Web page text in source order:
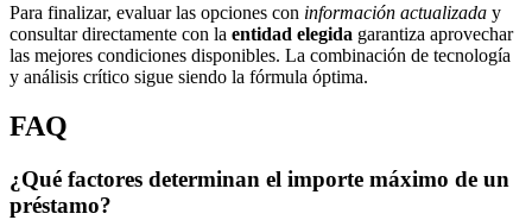
Para finalizar, evaluar las opciones con información actualizada y
consultar directamente con la entidad elegida garantiza aprovechar
las mejores condiciones disponibles. La combinación de tecnología
y análisis crítico sigue siendo la fórmula óptima.
FAQ
¿Qué factores determinan el importe máximo de un
préstamo?